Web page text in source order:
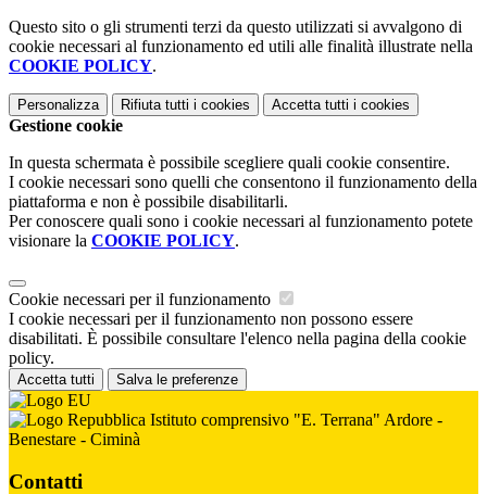
Questo sito o gli strumenti terzi da questo utilizzati si avvalgono di
cookie necessari al funzionamento ed utili alle finalità illustrate nella
COOKIE POLICY.
Personalizza Rifiuta tutti i cookies Accetta tutti i cookies
Gestione cookie
In questa schermata è possibile scegliere quali cookie consentire.
I cookie necessari sono quelli che consentono il funzionamento della
piattaforma e non è possibile disabilitarli.
Per conoscere quali sono i cookie necessari al funzionamento potete
visionare la COOKIE POLICY.
Cookie necessari per il funzionamento
I cookie necessari per il funzionamento non possono essere
disabilitati. È possibile consultare l'elenco nella pagina della cookie
policy.
Accetta tutti Salva le preferenze
Istituto comprensivo "E. Terrana" Ardore -
Benestare - Ciminà
Contatti